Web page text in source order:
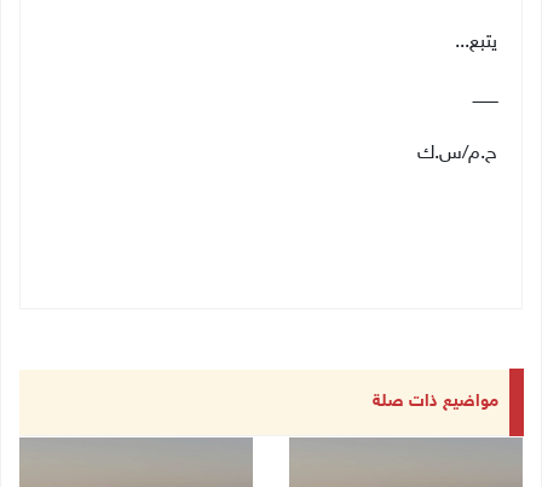
يتبع...
ــــــــــ
ح.م/س.ك
مواضيع ذات صلة